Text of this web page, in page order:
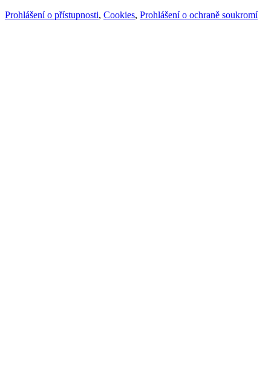
Prohlášení o přístupnosti, Cookies, Prohlášení o ochraně soukromí